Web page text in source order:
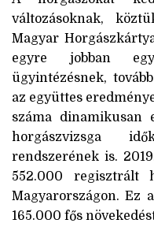
változásoknak,
Magyar
egyre jobban
ügyintézésnek,
az együttes
száma dinamikusan
horgászvizsga
rendszerének is.
552.000 regisztrált
Magyarországon. Ez
165.000 fős